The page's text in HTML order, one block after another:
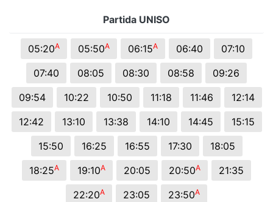
Partida UNISO
05:20A 05:50A 06:15A 06:40
07:10
07:40
08:05 08:30 08:58
09:26
09:54
10:22 10:50 11:18 11:46
12:14
12:42
13:10 13:38 14:10 14:45
15:15
15:50
16:25 16:55 17:30
18:05
18:25A 19:10A 20:05 20:50A
21:35
22:20A 23:05 23:50A